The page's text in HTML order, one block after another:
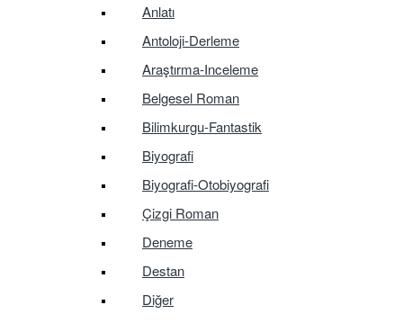
Anlatı
Antoloji-Derleme
Araştırma-Inceleme
Belgesel Roman
Bilimkurgu-Fantastik
Biyografi
Biyografi-Otobiyografi
Çizgi Roman
Deneme
Destan
Diğer